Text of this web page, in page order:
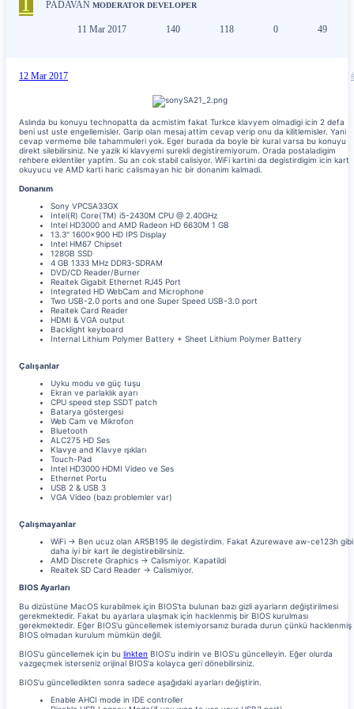
PADAVAN MODERATOR DEVELOPER
11 Mar 2017 140 118 0 49
12 Mar 2017
Aslında bu konuyu technopatta da acmistim fakat Turkce klavyem olmadigi icin 2 defa
beni ust uste engellemisler. Garip olan mesaj attim cevap verip onu da kilitlemisler. Yani
cevap vermeme bile tahammuleri yok. Eger burada da boyle bir kural varsa bu konuyu
direkt silebilirsiniz. Ne yazik ki klavyemi surekli degistiremiyorum. Orada postaladigim
rehbere eklentiler yaptim. Su an cok stabil calisiyor. WiFi kartini da degistirdigim icin kart
okuyucu ve AMD karti haric calismayan hic bir donanim kalmadi.
Donanım
Sony VPCSA33GX
Intel(R) Core(TM) i5-2430M CPU @ 2.40GHz
Intel HD3000 and AMD Radeon HD 6630M 1 GB
13.3" 1600x900 HD IPS Display
Intel HM67 Chipset
128GB SSD
4 GB 1333 MHz DDR3-SDRAM
DVD/CD Reader/Burner
Realtek Gigabit Ethernet RJ45 Port
Integrated HD WebCam and Microphone
Two USB-2.0 ports and one Super Speed USB-3.0 port
Realtek Card Reader
HDMI & VGA output
Backlight keyboard
Internal Lithium Polymer Battery + Sheet Lithium Polymer Battery
Çalışanlar
Uyku modu ve güç tuşu
Ekran ve parlaklık ayarı
CPU speed step SSDT patch
Batarya göstergesi
Web Cam ve Mikrofon
Bluetooth
ALC275 HD Ses
Klavye and Klavye ışıkları
Touch-Pad
Intel HD3000 HDMI Video ve Ses
Ethernet Portu
USB 2 & USB 3
VGA Video (bazı problemler var)
Çalışmayanlar
WiFi -> Ben ucuz olan AR5B195 ile degistirdim. Fakat Azurewave aw-ce123h gibi
daha iyi bir kart ile degistirebilirsiniz.
AMD Discrete Graphics -> Calismiyor. Kapatildi
Realtek SD Card Reader -> Calismiyor.
BIOS Ayarları
Bu dizüstüne MacOS kurabilmek için BIOS'ta bulunan bazı gizli ayarların değiştirilmesi
gerekmektedir. Fakat bu ayarlara ulaşmak için hacklenmiş bir BIOS kurulması
gerekmektedir. Eğer BIOS'u güncellemek istemiyorsanız burada durun çünkü hacklenmiş
BIOS olmadan kurulum mümkün değil.
BIOS'u güncellemek için bu linkten BIOS'u indirin ve BIOS'u güncelleyin. Eğer olurda
vazgeçmek isterseniz orijinal BIOS'a kolayca geri dönebilirsiniz.
BIOS'u güncelledikten sonra sadece aşağıdaki ayarları değiştirin.
Enable AHCI mode in IDE controller